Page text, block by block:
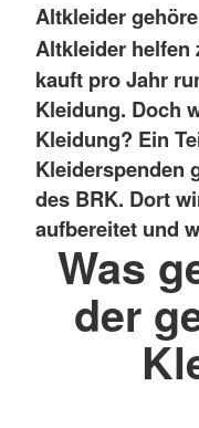
Altkleider
Altkleider helfen
kauft pro Jahr
Kleidung. Doch
Kleidung? Ein
Kleiderspenden
des BRK. Dort
aufbereitet und
Was
der